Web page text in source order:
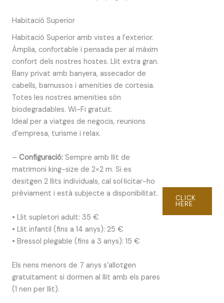
Habitació Superior
Habitació Superior amb vistes a l’exterior.
Àmplia, confortable i pensada per al màxim
confort dels nostres hostes. Llit extra gran.
Bany privat amb banyera, assecador de
cabells, barnussos i amenities de cortesia.
Totes les nostres amenities són
biodegradables. Wi-Fi gratuït.
Ideal per a viatges de negocis, reunions
d’empresa, turisme i relax.
– Configuració: Sempre amb llit de
matrimoni king-size de 2×2 m. Si es
desitgen 2 llits individuals, cal sol·licitar-ho
prèviament i està subjecte a disponibilitat.
• Llit supletori adult: 35 €
• Llit infantil (fins a 14 anys): 25 €
• Bressol plegable (fins a 3 anys): 15 €
Els nens menors de 7 anys s’allotgen
gratuïtament si dormen al llit amb els pares
(1 nen per llit).
CLICK
HERE